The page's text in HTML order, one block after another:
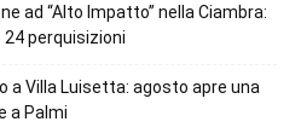
ad “Alto Impatto” nella Ciambra:
perquisizioni
a Villa Luisetta: agosto apre una
a Palmi